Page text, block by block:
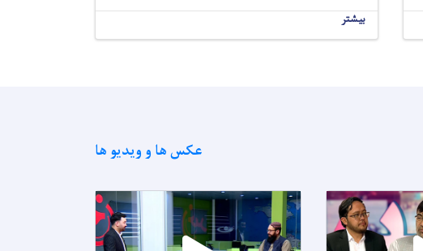
بیشتر
عکس ها و ویدیو ها